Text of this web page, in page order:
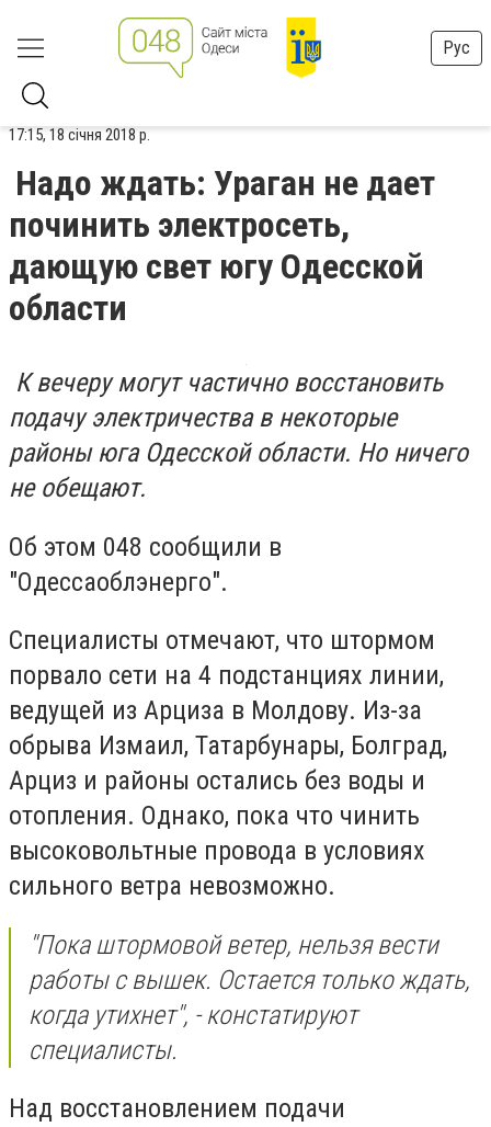
Рус
17:15, 18 січня 2018 р.
Надо ждать: Ураган не дает
починить электросеть,
дающую свет югу Одесской
области
К вечеру могут частично восстановить
подачу электричества в некоторые
районы юга Одесской области. Но ничего
не обещают.
Об этом 048 сообщили в
"Одессаоблэнерго".
Специалисты отмечают, что штормом
порвало сети на 4 подстанциях линии,
ведущей из Арциза в Молдову. Из-за
обрыва Измаил, Татарбунары, Болград,
Арциз и районы остались без воды и
отопления. Однако, пока что чинить
высоковольтные провода в условиях
сильного ветра невозможно.
"Пока штормовой ветер, нельзя вести
работы с вышек. Остается только ждать,
когда утихнет", - констатируют
специалисты.
Над восстановлением подачи